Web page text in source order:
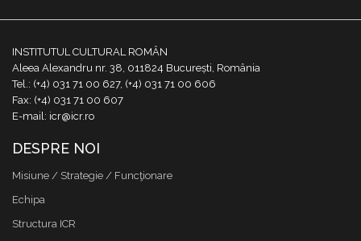
INSTITUTUL CULTURAL ROMÂN
Aleea Alexandru nr. 38, 011824 București, România
Tel.: (+4) 031 71 00 627, (+4) 031 71 00 606
Fax: (+4) 031 71 00 607
E-mail: icr@icr.ro
DESPRE NOI
Misiune / Strategie / Funcţionare
Echipa
Structura ICR